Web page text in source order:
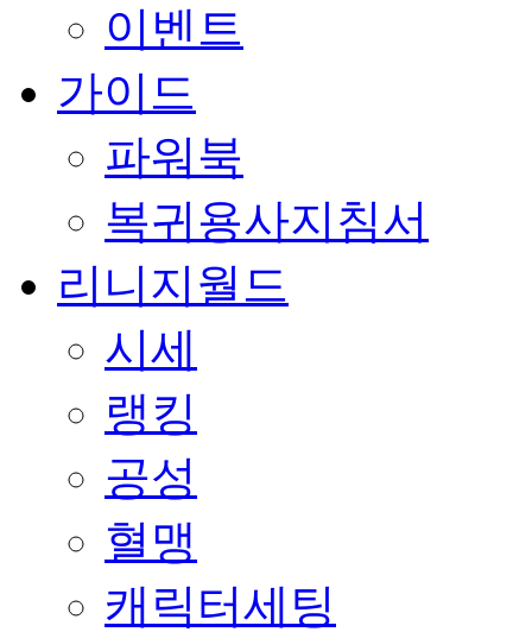
이벤트
가이드
파워북
복귀용사지침서
리니지월드
시세
랭킹
공성
혈맹
캐릭터세팅